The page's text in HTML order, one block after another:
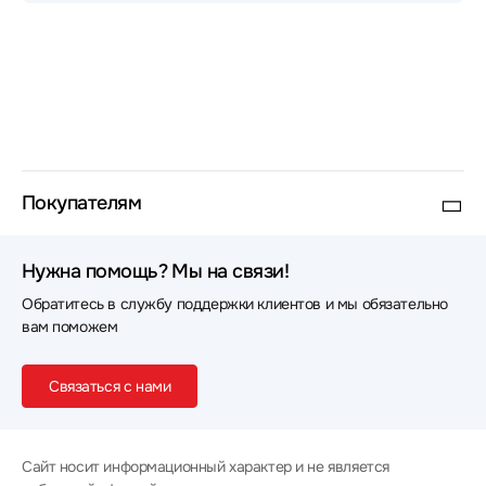
России.
Покупателям
Нужна помощь? Мы на связи!
Обратитесь в службу поддержки клиентов и мы обязательно
вам поможем
Связаться с нами
Сайт носит информационный характер и не является